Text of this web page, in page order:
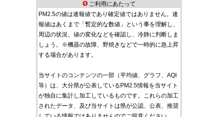
ご利用にあたって
PM2.5の値は速報値であり確定値ではありません。速
報値はあくまで「暫定的な数値」という事を理解し、
周辺の状況、値の変化などを確認し、冷静に判断しま
しょう。※機器の故障、野焼きなどで一時的に急上昇
する場合があります。
当サイトのコンテンツの一部（平均値、グラフ、AQI
等）は、大分県が公表しているPM2.5情報を当サイト
が独自に集計し加工しているものです。これらの加工
されたデータ、及び当サイトは県が公認、公表、推奨